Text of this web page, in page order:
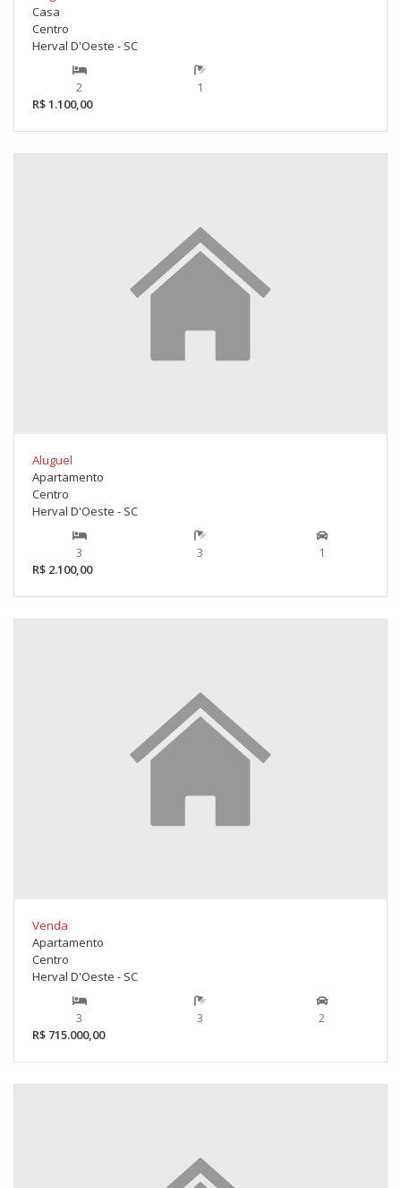
Casa
Centro
Herval D'Oeste - SC
2
1
R$ 1.100,00
Aluguel
Apartamento
Centro
Herval D'Oeste - SC
3 3
1
R$ 2.100,00
Venda
Apartamento
Centro
Herval D'Oeste - SC
3 3
2
R$ 715.000,00